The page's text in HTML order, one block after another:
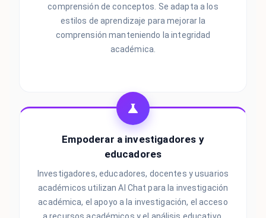
comprensión de conceptos. Se adapta a los
estilos de aprendizaje para mejorar la
comprensión manteniendo la integridad
académica.
Empoderar a investigadores y
educadores
Investigadores, educadores, docentes y usuarios
académicos utilizan AI Chat para la investigación
académica, el apoyo a la investigación, el acceso
a recursos académicos y el análisis educativo.